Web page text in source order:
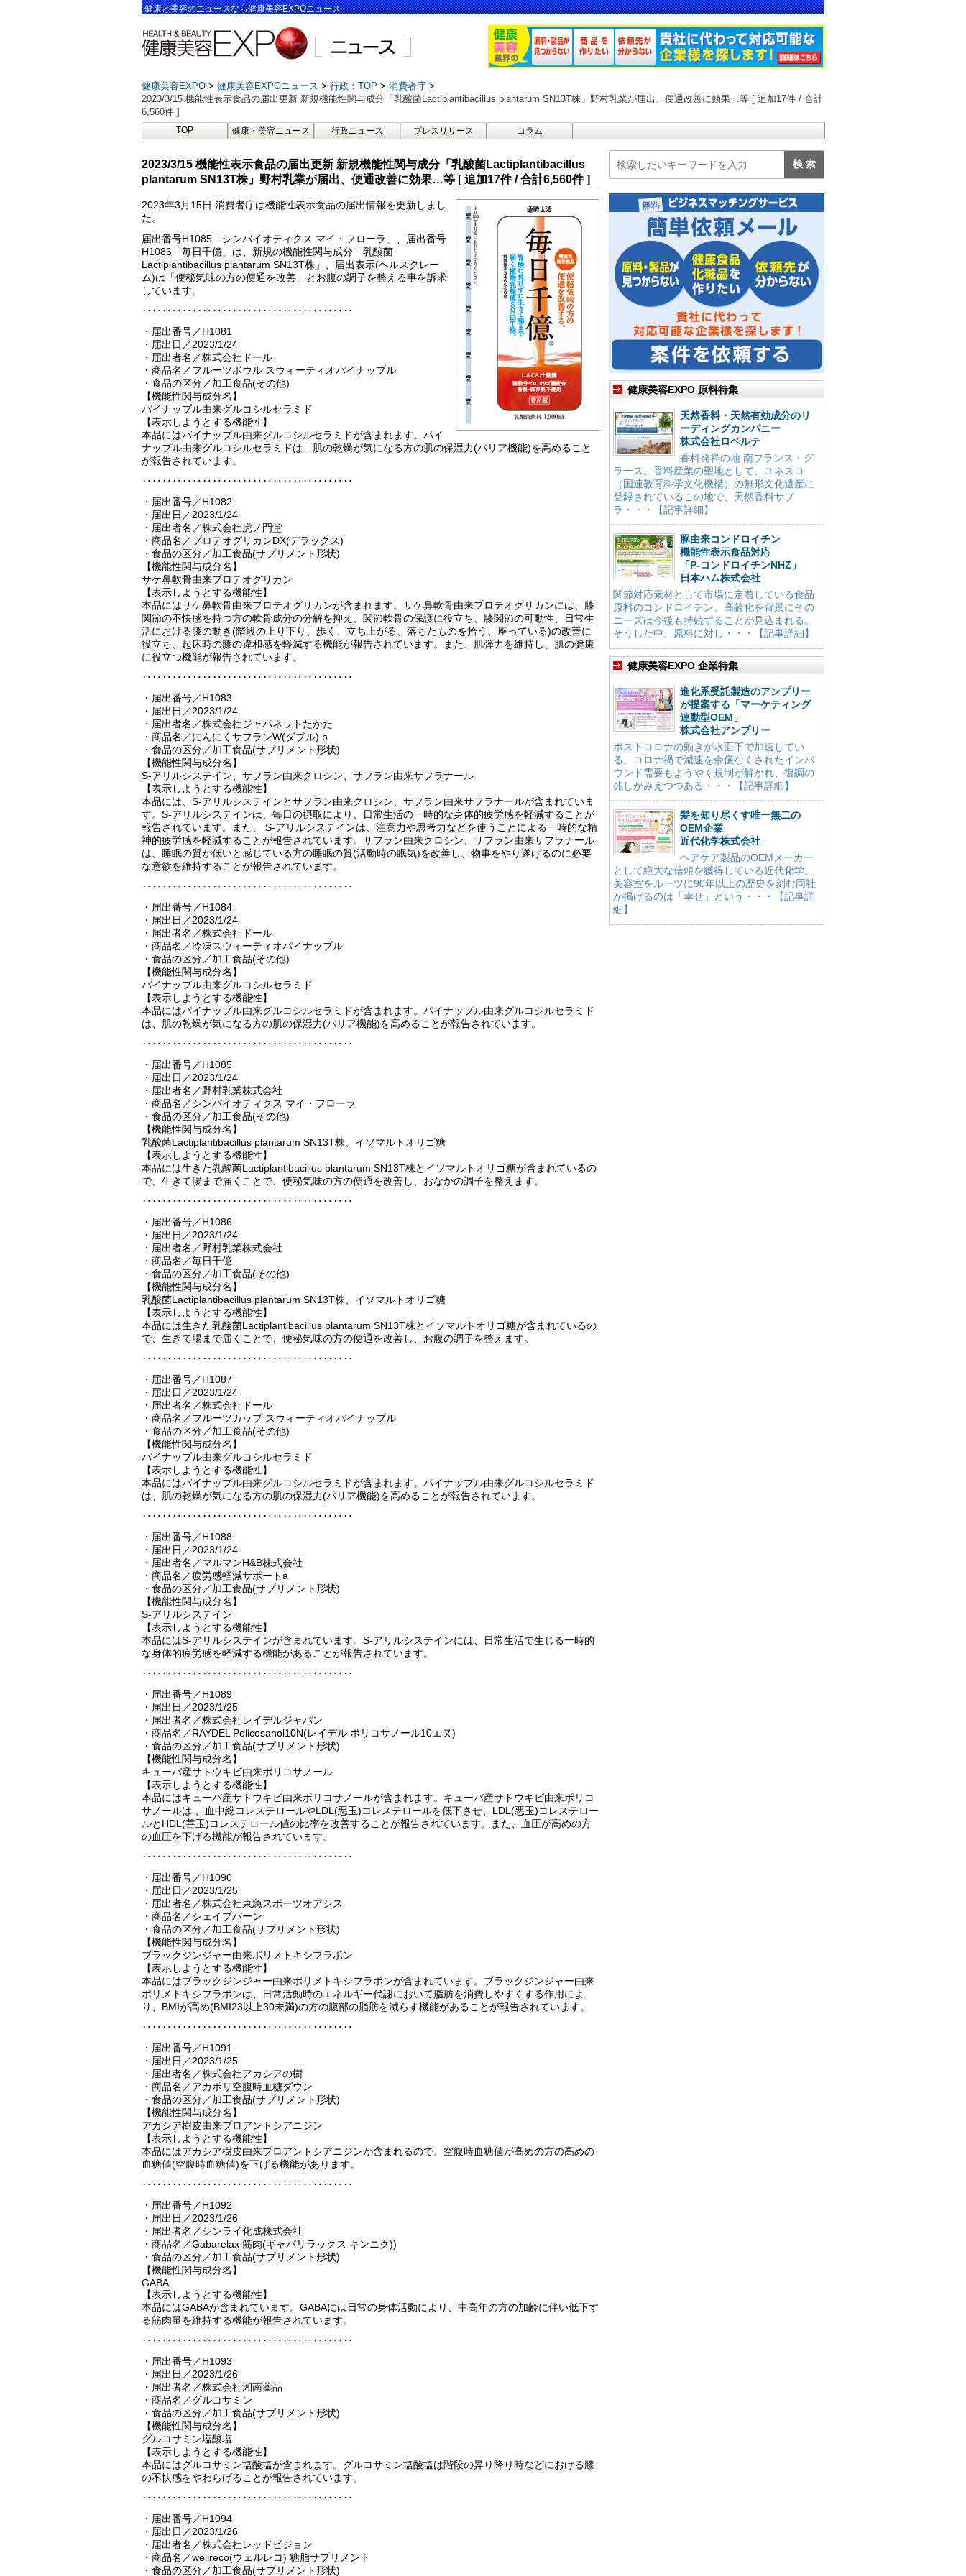
健康と美容のニュースなら健康美容EXPOニュース
健康美容EXPO 健康美容EXPOニュース 行政：TOP
消費者庁
2023/3/15 機能性表示食品の届出更新 新規機能性関与成分「乳酸菌Lactiplantibacillus plantarum SN13T株」野村乳業が届出、便通改善に効果…等 [ 追加17件 / 合計
6,560件 ]
TOP 健康・美容ニュース 行政ニュース プレスリリース コラム
2023/3/15 機能性表示食品の届出更新 新規機能性関与成分「乳酸菌Lactiplantibacillus
plantarum SN13T株」野村乳業が届出、便通改善に効果…等 [ 追加17件 / 合計6,560件 ]
2023年3月15日 消費者庁は機能性表示食品の届出情報を更新しまし
た。
届出番号H1085「シンバイオティクス マイ・フローラ」、届出番号
H1086「毎日千億」は、新規の機能性関与成分「乳酸菌
Lactiplantibacillus plantarum SN13T株」、届出表示(ヘルスクレー
ム)は「便秘気味の方の便通を改善」とお腹の調子を整える事を訴求
しています。
‥‥‥‥‥‥‥‥‥‥‥‥‥‥‥‥‥‥‥‥‥
・届出番号／H1081
・届出日／2023/1/24
・届出者名／株式会社ドール
・商品名／フルーツボウル スウィーティオパイナップル
・食品の区分／加工食品(その他)
【機能性関与成分名】
パイナップル由来グルコシルセラミド
【表示しようとする機能性】
本品にはパイナップル由来グルコシルセラミドが含まれます。パイ
ナップル由来グルコシルセラミドは、肌の乾燥が気になる方の肌の保湿力(バリア機能)を高めること
が報告されています。
‥‥‥‥‥‥‥‥‥‥‥‥‥‥‥‥‥‥‥‥‥
・届出番号／H1082
・届出日／2023/1/24
・届出者名／株式会社虎ノ門堂
・商品名／プロテオグリカンDX(デラックス)
・食品の区分／加工食品(サプリメント形状)
【機能性関与成分名】
サケ鼻軟骨由来プロテオグリカン
【表示しようとする機能性】
本品にはサケ鼻軟骨由来プロテオグリカンが含まれます。サケ鼻軟骨由来プロテオグリカンには、膝
関節の不快感を持つ方の軟骨成分の分解を抑え、関節軟骨の保護に役立ち、膝関節の可動性、日常生
活における膝の動き(階段の上り下り、歩く、立ち上がる、落ちたものを拾う、座っている)の改善に
役立ち、起床時の膝の違和感を軽減する機能が報告されています。また、肌弾力を維持し、肌の健康
に役立つ機能が報告されています。
‥‥‥‥‥‥‥‥‥‥‥‥‥‥‥‥‥‥‥‥‥
・届出番号／H1083
・届出日／2023/1/24
・届出者名／株式会社ジャパネットたかた
・商品名／にんにくサフランW(ダブル) b
・食品の区分／加工食品(サプリメント形状)
【機能性関与成分名】
S-アリルシステイン、サフラン由来クロシン、サフラン由来サフラナール
【表示しようとする機能性】
本品には、S-アリルシステインとサフラン由来クロシン、サフラン由来サフラナールが含まれていま
す。S-アリルシステインは、毎日の摂取により、日常生活の一時的な身体的疲労感を軽減することが
報告されています。また、 S-アリルシステインは、注意力や思考力などを使うことによる一時的な精
神的疲労感を軽減することが報告されています。サフラン由来クロシン、サフラン由来サフラナール
は、睡眠の質が低いと感じている方の睡眠の質(活動時の眠気)を改善し、物事をやり遂げるのに必要
な意欲を維持することが報告されています。
‥‥‥‥‥‥‥‥‥‥‥‥‥‥‥‥‥‥‥‥‥
・届出番号／H1084
・届出日／2023/1/24
・届出者名／株式会社ドール
・商品名／冷凍スウィーティオパイナップル
・食品の区分／加工食品(その他)
【機能性関与成分名】
パイナップル由来グルコシルセラミド
【表示しようとする機能性】
本品にはパイナップル由来グルコシルセラミドが含まれます。パイナップル由来グルコシルセラミド
は、肌の乾燥が気になる方の肌の保湿力(バリア機能)を高めることが報告されています。
‥‥‥‥‥‥‥‥‥‥‥‥‥‥‥‥‥‥‥‥‥
・届出番号／H1085
・届出日／2023/1/24
・届出者名／野村乳業株式会社
・商品名／シンバイオティクス マイ・フローラ
・食品の区分／加工食品(その他)
【機能性関与成分名】
乳酸菌Lactiplantibacillus plantarum SN13T株、イソマルトオリゴ糖
【表示しようとする機能性】
本品には生きた乳酸菌Lactiplantibacillus plantarum SN13T株とイソマルトオリゴ糖が含まれているの
で、生きて腸まで届くことで、便秘気味の方の便通を改善し、おなかの調子を整えます。
‥‥‥‥‥‥‥‥‥‥‥‥‥‥‥‥‥‥‥‥‥
・届出番号／H1086
・届出日／2023/1/24
・届出者名／野村乳業株式会社
・商品名／毎日千億
・食品の区分／加工食品(その他)
【機能性関与成分名】
乳酸菌Lactiplantibacillus plantarum SN13T株、イソマルトオリゴ糖
【表示しようとする機能性】
本品には生きた乳酸菌Lactiplantibacillus plantarum SN13T株とイソマルトオリゴ糖が含まれているの
で、生きて腸まで届くことで、便秘気味の方の便通を改善し、お腹の調子を整えます。
‥‥‥‥‥‥‥‥‥‥‥‥‥‥‥‥‥‥‥‥‥
・届出番号／H1087
・届出日／2023/1/24
・届出者名／株式会社ドール
・商品名／フルーツカップ スウィーティオパイナップル
・食品の区分／加工食品(その他)
【機能性関与成分名】
パイナップル由来グルコシルセラミド
【表示しようとする機能性】
本品にはパイナップル由来グルコシルセラミドが含まれます。パイナップル由来グルコシルセラミド
は、肌の乾燥が気になる方の肌の保湿力(バリア機能)を高めることが報告されています。
‥‥‥‥‥‥‥‥‥‥‥‥‥‥‥‥‥‥‥‥‥
・届出番号／H1088
・届出日／2023/1/24
・届出者名／マルマンH&B株式会社
・商品名／疲労感軽減サポートa
・食品の区分／加工食品(サプリメント形状)
【機能性関与成分名】
S-アリルシステイン
【表示しようとする機能性】
本品にはS-アリルシステインが含まれています。S-アリルシステインには、日常生活で生じる一時的
な身体的疲労感を軽減する機能があることが報告されています。
‥‥‥‥‥‥‥‥‥‥‥‥‥‥‥‥‥‥‥‥‥
・届出番号／H1089
・届出日／2023/1/25
・届出者名／株式会社レイデルジャパン
・商品名／RAYDEL Policosanol10N(レイデル ポリコサノール10エヌ)
・食品の区分／加工食品(サプリメント形状)
【機能性関与成分名】
キューバ産サトウキビ由来ポリコサノール
【表示しようとする機能性】
本品にはキューバ産サトウキビ由来ポリコサノールが含まれます。キューバ産サトウキビ由来ポリコ
サノールは 、血中総コレステロールやLDL(悪玉)コレステロールを低下させ、LDL(悪玉)コレステロー
ルとHDL(善玉)コレステロール値の比率を改善することが報告されています。また、血圧が高めの方
の血圧を下げる機能が報告されています。
‥‥‥‥‥‥‥‥‥‥‥‥‥‥‥‥‥‥‥‥‥
・届出番号／H1090
・届出日／2023/1/25
・届出者名／株式会社東急スポーツオアシス
・商品名／シェイプバーン
・食品の区分／加工食品(サプリメント形状)
【機能性関与成分名】
ブラックジンジャー由来ポリメトキシフラボン
【表示しようとする機能性】
本品にはブラックジンジャー由来ポリメトキシフラボンが含まれています。ブラックジンジャー由来
ポリメトキシフラボンは、日常活動時のエネルギー代謝において脂肪を消費しやすくする作用によ
り、BMIが高め(BMI23以上30未満)の方の腹部の脂肪を減らす機能があることが報告されています。
‥‥‥‥‥‥‥‥‥‥‥‥‥‥‥‥‥‥‥‥‥
・届出番号／H1091
・届出日／2023/1/25
・届出者名／株式会社アカシアの樹
・商品名／アカポリ空腹時血糖ダウン
・食品の区分／加工食品(サプリメント形状)
【機能性関与成分名】
アカシア樹皮由来プロアントシアニジン
【表示しようとする機能性】
本品にはアカシア樹皮由来プロアントシアニジンが含まれるので、空腹時血糖値が高めの方の高めの
血糖値(空腹時血糖値)を下げる機能があります。
‥‥‥‥‥‥‥‥‥‥‥‥‥‥‥‥‥‥‥‥‥
・届出番号／H1092
・届出日／2023/1/26
・届出者名／シンライ化成株式会社
・商品名／Gabarelax 筋肉(ギャバリラックス キンニク))
・食品の区分／加工食品(サプリメント形状)
【機能性関与成分名】
GABA
【表示しようとする機能性】
本品にはGABAが含まれています。GABAには日常の身体活動により、中高年の方の加齢に伴い低下す
る筋肉量を維持する機能が報告されています。
‥‥‥‥‥‥‥‥‥‥‥‥‥‥‥‥‥‥‥‥‥
・届出番号／H1093
・届出日／2023/1/26
・届出者名／株式会社湘南薬品
・商品名／グルコサミン
・食品の区分／加工食品(サプリメント形状)
【機能性関与成分名】
グルコサミン塩酸塩
【表示しようとする機能性】
本品にはグルコサミン塩酸塩が含まれます。グルコサミン塩酸塩は階段の昇り降り時などにおける膝
の不快感をやわらげることが報告されています。
‥‥‥‥‥‥‥‥‥‥‥‥‥‥‥‥‥‥‥‥‥
・届出番号／H1094
・届出日／2023/1/26
・届出者名／株式会社レッドビジョン
・商品名／wellreco(ウェルレコ) 糖脂サプリメント
・食品の区分／加工食品(サプリメント形状)
健康美容EXPO 原料特集
天然香料・天然有効成分のリ
ーディングカンパニー
株式会社ロベルテ
香料発祥の地 南フランス・グ
ラース。香料産業の聖地として、ユネスコ
（国連教育科学文化機構）の無形文化遺産に
登録されているこの地で、天然香料サプ
ラ・・・【記事詳細】
豚由来コンドロイチン
機能性表示食品対応
「P-コンドロイチンNHZ」
日本ハム株式会社
関節対応素材として市場に定着している食品
原料のコンドロイチン。高齢化を背景にその
ニーズは今後も持続することが見込まれる。
そうした中、原料に対し・・・【記事詳細】
健康美容EXPO 企業特集
進化系受託製造のアンプリー
が提案する「マーケティング
連動型OEM」
株式会社アンプリー
ポストコロナの動きが水面下で加速してい
る。コロナ禍で減速を余儀なくされたインバ
ウンド需要もようやく規制が解かれ、復調の
兆しがみえつつある・・・【記事詳細】
髪を知り尽くす唯一無二の
OEM企業
近代化学株式会社
ヘアケア製品のOEMメーカー
として絶大な信頼を獲得している近代化学。
美容室をルーツに90年以上の歴史を刻む同社
が掲げるのは「幸せ」という・・・【記事詳
細】